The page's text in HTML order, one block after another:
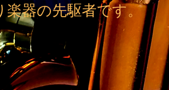
楽器の先駆者です。